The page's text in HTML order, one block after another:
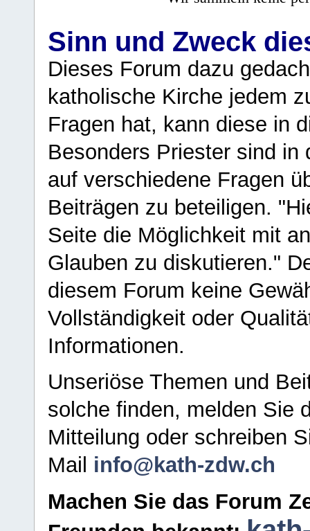
Sinn und Zweck
Dieses Forum dazu
katholische Kirche jedem
Fragen hat, kann diese in
Besonders Priester sind in
auf verschiedene Fragen
Beiträgen zu beteiligen.
Seite die Möglichkeit mit
Glauben zu diskutieren."
diesem Forum keine
Vollständigkeit oder
Informationen.
Unseriöse Themen und
solche finden, melden Sie
Mitteilung oder schreiben
Mail info@kath-zdw.ch
Machen Sie das Forum